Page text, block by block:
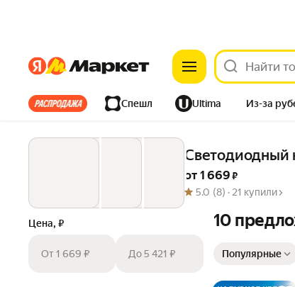
ЯндексЯндекс
Все хиты Спешл Ultima Из-за
Дом Ремонт Детям Красота
Светодиодный
от 1 669 ₽
5.0 (8) · 21 купили
Цена, ₽
От 1 669 ₽ До 5 421 ₽
10
Популярные